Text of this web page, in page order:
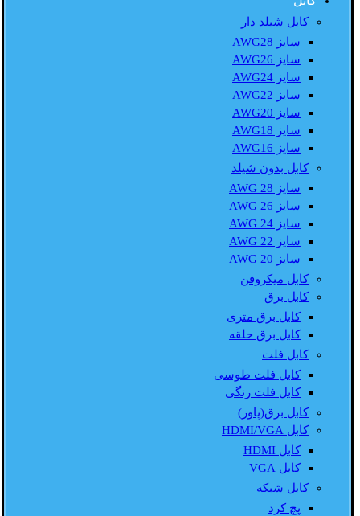
کابل شیلد دار
سایز AWG28
سایز AWG26
سایز AWG24
سایز AWG22
سایز AWG20
سایز AWG18
سایز AWG16
کابل بدون شیلد
سایز AWG 28
سایز AWG 26
سایز AWG 24
سایز AWG 22
سایز AWG 20
کابل میکروفن
کابل برق
کابل برق متری
کابل برق حلقه
کابل فلت
کابل فلت طوسی
کابل فلت رنگی
کابل برق(پاور)
کابل HDMI/VGA
کابل HDMI
کابل VGA
کابل شبکه
پچ کرد